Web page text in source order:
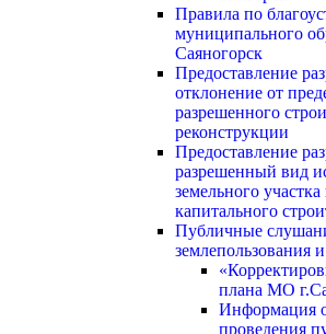
Правила по
муниципального
Саяногорск
Предоставление
отклонение от
разрешенного
реконструкции
Предоставление
разрешенный вид
земельного
капитального
Публичные
землепользования
плана МО
Информация о
проведения